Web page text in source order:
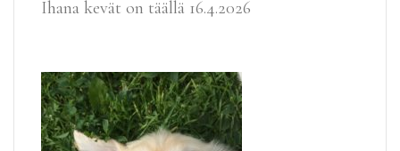
Ihana kevät on täällä 16.4.2026